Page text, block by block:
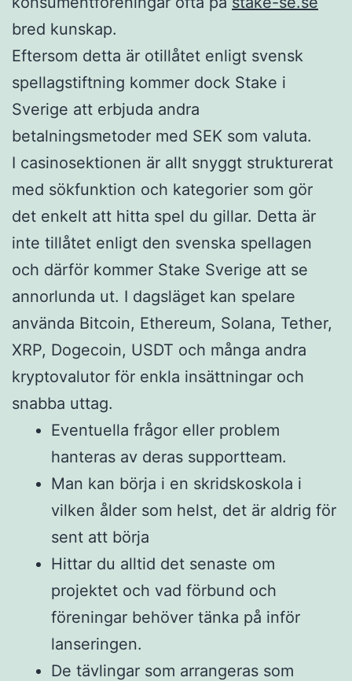
bred kunskap.
Eftersom detta är otillåtet enligt svensk
spellagstiftning kommer dock Stake i
Sverige att erbjuda andra
betalningsmetoder med SEK som valuta.
I casinosektionen är allt snyggt strukturerat
med sökfunktion och kategorier som gör
det enkelt att hitta spel du gillar. Detta är
inte tillåtet enligt den svenska spellagen
och därför kommer Stake Sverige att se
annorlunda ut. I dagsläget kan spelare
använda Bitcoin, Ethereum, Solana, Tether,
XRP, Dogecoin, USDT och många andra
kryptovalutor för enkla insättningar och
snabba uttag.
Eventuella frågor eller problem
hanteras av deras supportteam.
Man kan börja i en skridskoskola i
vilken ålder som helst, det är aldrig för
sent att börja
Hittar du alltid det senaste om
projektet och vad förbund och
föreningar behöver tänka på inför
lanseringen.
De tävlingar som arrangeras som